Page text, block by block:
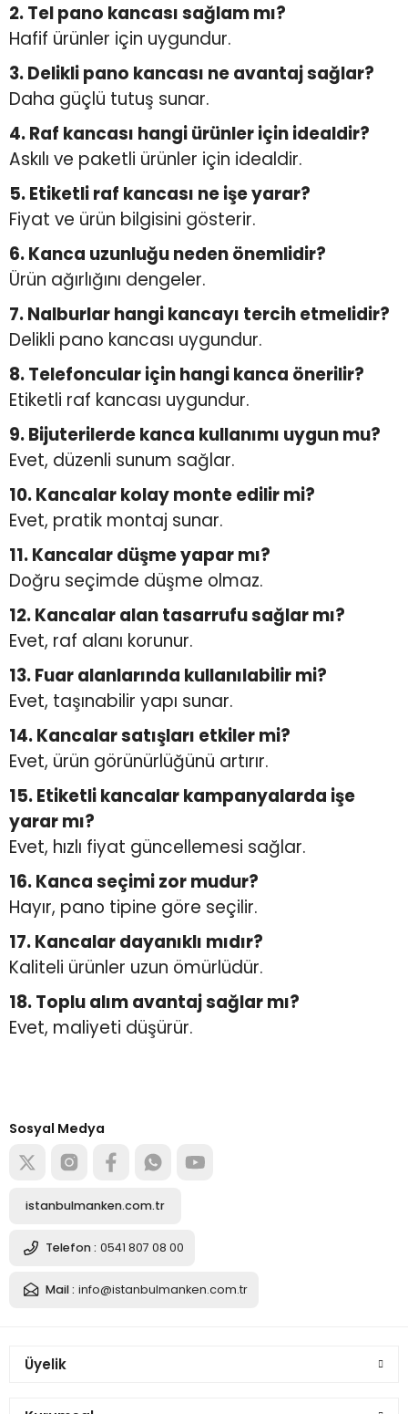
2. Tel pano kancası sağlam mı?
Hafif ürünler için uygundur.
3. Delikli pano kancası ne avantaj sağlar?
Daha güçlü tutuş sunar.
4. Raf kancası hangi ürünler için idealdir?
Askılı ve paketli ürünler için idealdir.
5. Etiketli raf kancası ne işe yarar?
Fiyat ve ürün bilgisini gösterir.
6. Kanca uzunluğu neden önemlidir?
Ürün ağırlığını dengeler.
7. Nalburlar hangi kancayı tercih etmelidir?
Delikli pano kancası uygundur.
8. Telefoncular için hangi kanca önerilir?
Etiketli raf kancası uygundur.
9. Bijuterilerde kanca kullanımı uygun mu?
Evet, düzenli sunum sağlar.
10. Kancalar kolay monte edilir mi?
Evet, pratik montaj sunar.
11. Kancalar düşme yapar mı?
Doğru seçimde düşme olmaz.
12. Kancalar alan tasarrufu sağlar mı?
Evet, raf alanı korunur.
13. Fuar alanlarında kullanılabilir mi?
Evet, taşınabilir yapı sunar.
14. Kancalar satışları etkiler mi?
Evet, ürün görünürlüğünü artırır.
15. Etiketli kancalar kampanyalarda işe
yarar mı?
Evet, hızlı fiyat güncellemesi sağlar.
16. Kanca seçimi zor mudur?
Hayır, pano tipine göre seçilir.
17. Kancalar dayanıklı mıdır?
Kaliteli ürünler uzun ömürlüdür.
18. Toplu alım avantaj sağlar mı?
Evet, maliyeti düşürür.
Sosyal Medya
istanbulmanken.com.tr
Telefon : 0541 807 08 00
Mail : info@istanbulmanken.com.tr
Üyelik